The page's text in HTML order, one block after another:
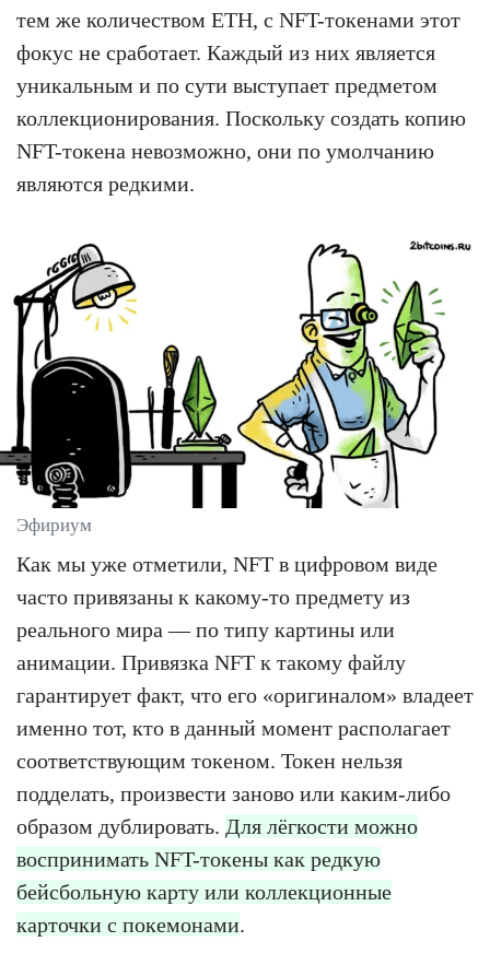
тем же количеством ETH, с NFT-токенами этот
фокус не сработает. Каждый из них является
уникальным и по сути выступает предметом
коллекционирования. Поскольку создать копию
NFT-токена невозможно, они по умолчанию
являются редкими.
Эфириум
Как мы уже отметили, NFT в цифровом виде
часто привязаны к какому-то предмету из
реального мира — по типу картины или
анимации. Привязка NFT к такому файлу
гарантирует факт, что его «оригиналом» владеет
именно тот, кто в данный момент располагает
соответствующим токеном. Токен нельзя
подделать, произвести заново или каким-либо
образом дублировать. Для лёгкости можно
воспринимать NFT-токены как редкую
бейсбольную карту или коллекционные
карточки с покемонами.